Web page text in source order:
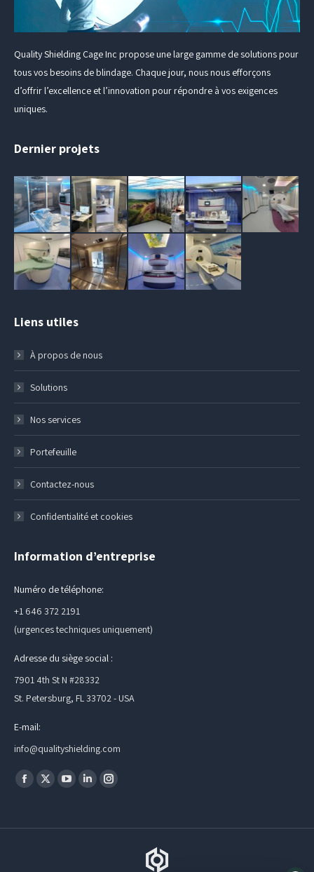
Quality Shielding Cage Inc propose une large gamme de solutions pour
tous vos besoins de blindage. Chaque jour, nous nous efforçons
d’offrir l’excellence et l’innovation pour répondre à vos exigences
uniques.
Dernier projets
Liens utiles
À propos de nous
Solutions
Nos services
Portefeuille
Contactez-nous
Confidentialité et cookies
Information d’entreprise
Numéro de téléphone:
+1 646 372 2191
(urgences techniques uniquement)
Adresse du siège social :
7901 4th St N #28332
St. Petersburg, FL 33702 - USA
E-mail:
info@qualityshielding.com
Trouvez nous sur :
La
La
La
La
La